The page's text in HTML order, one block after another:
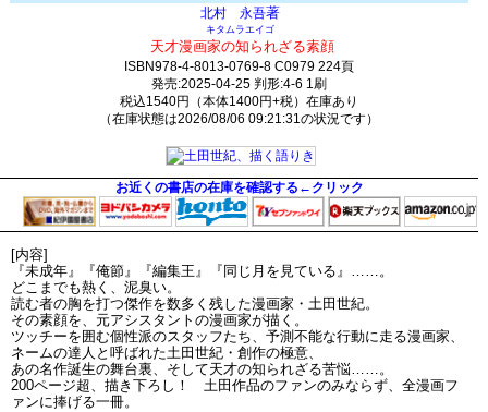
北村 永吾著
キタムラエイゴ
天才漫画家の知られざる素顔
ISBN978-4-8013-0769-8 C0979 224頁
発売:2025-04-25 判形:4-6 1刷
税込1540円（本体1400円+税）在庫あり
（在庫状態は2026/08/06 09:21:31の状況です）
お近くの書店の在庫を確認する←クリック
[内容]
『未成年』『俺節』『編集王』『同じ月を見ている』……。
どこまでも熱く、泥臭い。
読む者の胸を打つ傑作を数多く残した漫画家・土田世紀。
その素顔を、元アシスタントの漫画家が描く。
ツッチーを囲む個性派のスタッフたち、予測不能な行動に走る漫画家、
ネームの達人と呼ばれた土田世紀・創作の極意、
あの名作誕生の舞台裏、そして天才の知られざる苦悩……。
200ページ超、描き下ろし！ 土田作品のファンのみならず、全漫画フ
ァンに捧げる一冊。